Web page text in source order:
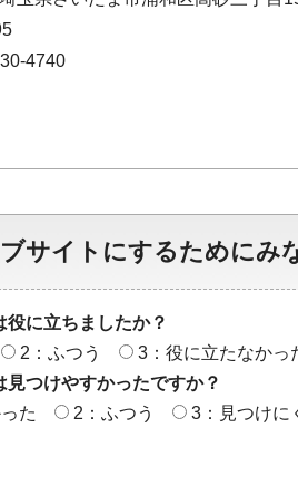
4740
サイトにするためにみ
役に立ちましたか？
2：ふつう
3：役に立たなかっ
見つけやすかったですか？
た
2：ふつう 3：見つけに